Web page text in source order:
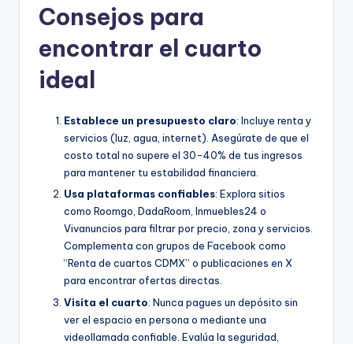
Consejos para
encontrar el cuarto
ideal
Establece un presupuesto claro: Incluye renta y
servicios (luz, agua, internet). Asegúrate de que el
costo total no supere el 30-40% de tus ingresos
para mantener tu estabilidad financiera.
Usa plataformas confiables: Explora sitios
como Roomgo, DadaRoom, Inmuebles24 o
Vivanuncios para filtrar por precio, zona y servicios.
Complementa con grupos de Facebook como
“Renta de cuartos CDMX” o publicaciones en X
para encontrar ofertas directas.
Visita el cuarto: Nunca pagues un depósito sin
ver el espacio en persona o mediante una
videollamada confiable. Evalúa la seguridad,